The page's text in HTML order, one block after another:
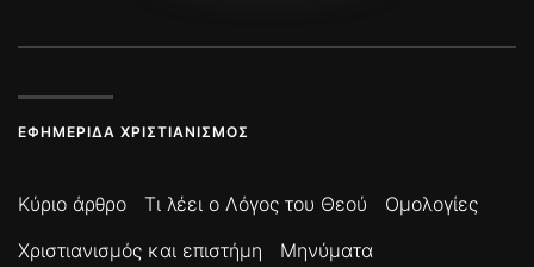
ΕΦΗΜΕΡΊΔΑ ΧΡΙΣΤΙΑΝΙΣΜΌΣ
Κύριο άρθρο Τι λέει ο Λόγος του Θεού
Ομολογίες
Χριστιανισμός και επιστήμη
Μηνύματα